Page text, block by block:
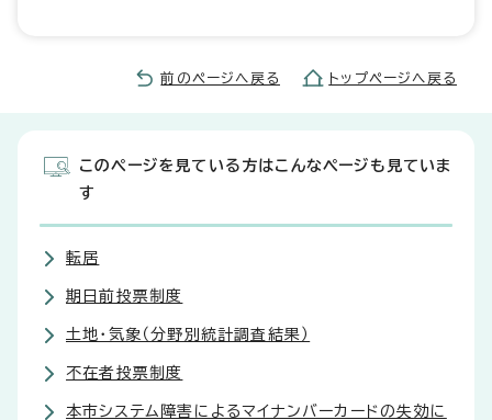
前のページへ戻る トップページへ戻る
このページを見ている方はこんなページも見ていま
す
転居
期日前投票制度
土地・気象（分野別統計調査結果）
不在者投票制度
本市システム障害によるマイナンバーカードの失効に